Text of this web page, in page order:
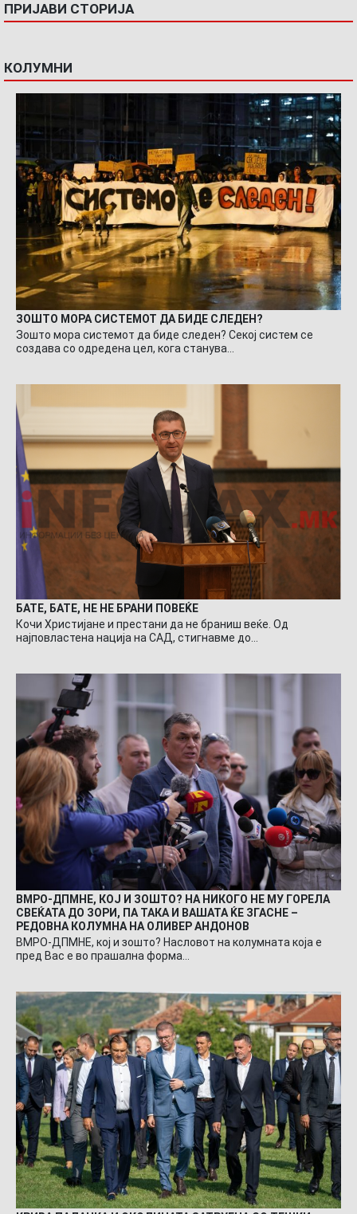
ПРИЈАВИ СТОРИЈА
КОЛУМНИ
ЗОШТО МОРА СИСТЕМОТ ДА БИДЕ СЛЕДЕН?
Зошто мора системот да биде следен? Секој систем се
создава со одредена цел, кога станува…
БАТЕ, БАТЕ, НЕ НЕ БРАНИ ПОВЕЌЕ
Кочи Христијане и престани да не браниш веќе. Од
најповластена нација на САД, стигнавме до…
ВМРО-ДПМНЕ, КОЈ И ЗОШТО? НА НИКОГО НЕ МУ ГОРЕЛА
СВЕЌАТА ДО ЗОРИ, ПА ТАКА И ВАШАТА ЌЕ ЗГАСНЕ –
РЕДОВНА КОЛУМНА НА ОЛИВЕР АНДОНОВ
ВМРО-ДПМНЕ, кој и зошто? Насловот на колумната која е
пред Вас е во прашална форма…